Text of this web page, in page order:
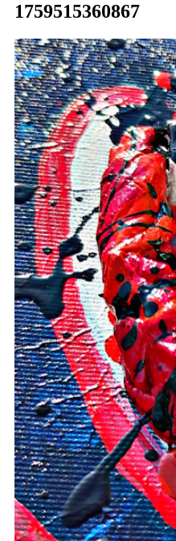
1759515360867